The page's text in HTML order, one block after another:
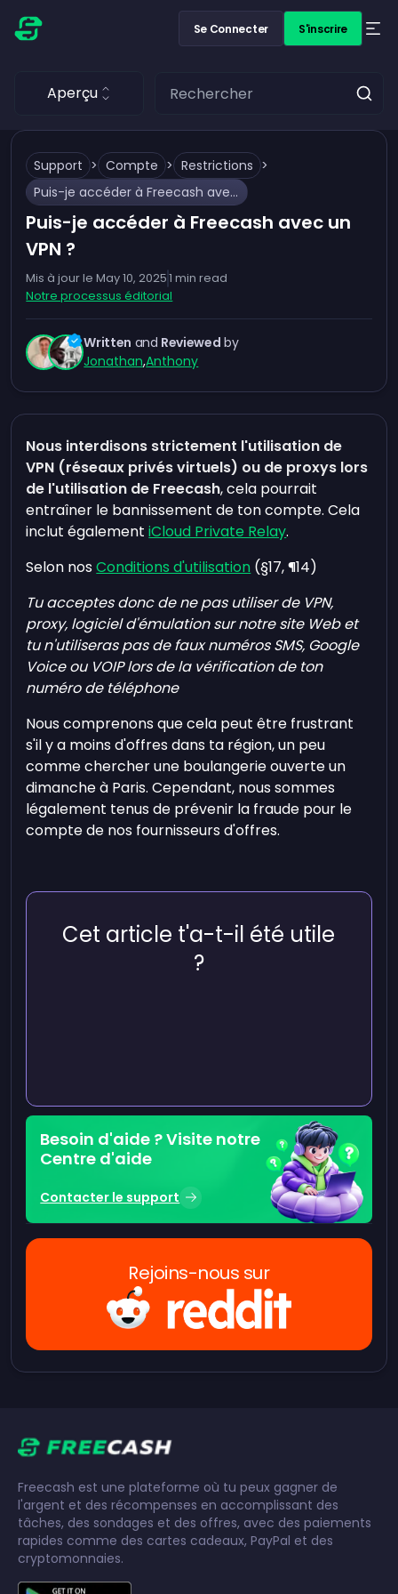
Se Connecter S'inscrire
Aperçu
Support > Compte > Restrictions >
Puis-je accéder à Freecash avec un VPN ?
Puis-je accéder à Freecash avec un
VPN ?
Mis à jour le May 10, 20251 min read
Notre processus éditorial
Written and Reviewed by
Jonathan,Anthony
Nous interdisons strictement l'utilisation de
VPN (réseaux privés virtuels) ou de proxys lors
de l'utilisation de Freecash, cela pourrait
entraîner le bannissement de ton compte. Cela
inclut égalementiCloud Private Relay.
Selon nosConditions d'utilisation (§17, ¶14)
Tu acceptes donc de ne pas utiliser de VPN,
proxy, logiciel d'émulation sur notre site Web et
tu n'utiliseras pas de faux numéros SMS, Google
Voice ou VOIP lors de la vérification de ton
numéro de téléphone
Nous comprenons que cela peut être frustrant
s'il y a moins d'offres dans ta région, un peu
comme chercher une boulangerie ouverte un
dimanche à Paris. Cependant, nous sommes
légalement tenus de prévenir la fraude pour le
compte de nos fournisseurs d'offres.
Cet article t'a-t-il été utile
?
Besoin d'aide ? Visite notre
Centre d'aide
Contacter le support
Rejoins-nous sur
Freecash est une plateforme où tu peux gagner de
l'argent et des récompenses en accomplissant des
tâches, des sondages et des offres, avec des paiements
rapides comme des cartes cadeaux, PayPal et des
cryptomonnaies.